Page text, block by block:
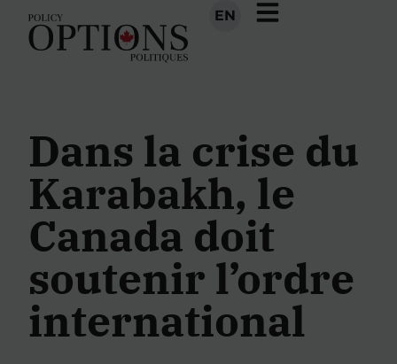
EN
Dans la crise du
Karabakh, le
Canada doit
soutenir l’ordre
international